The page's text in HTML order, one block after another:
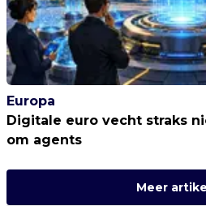
Europa
Digitale euro vecht straks
om agents
Meer